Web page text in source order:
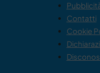
Contatti
Cookie